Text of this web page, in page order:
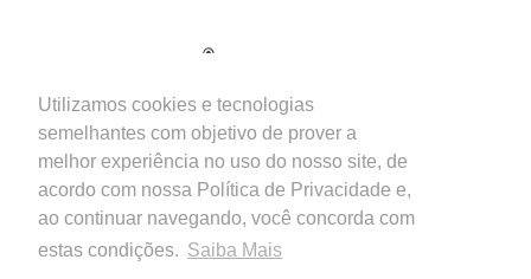
Utilizamos cookies e tecnologias
semelhantes com objetivo de prover a
melhor experiência no uso do nosso site, de
acordo com nossa Política de Privacidade e,
ao continuar navegando, você concorda com
estas condições. Saiba Mais